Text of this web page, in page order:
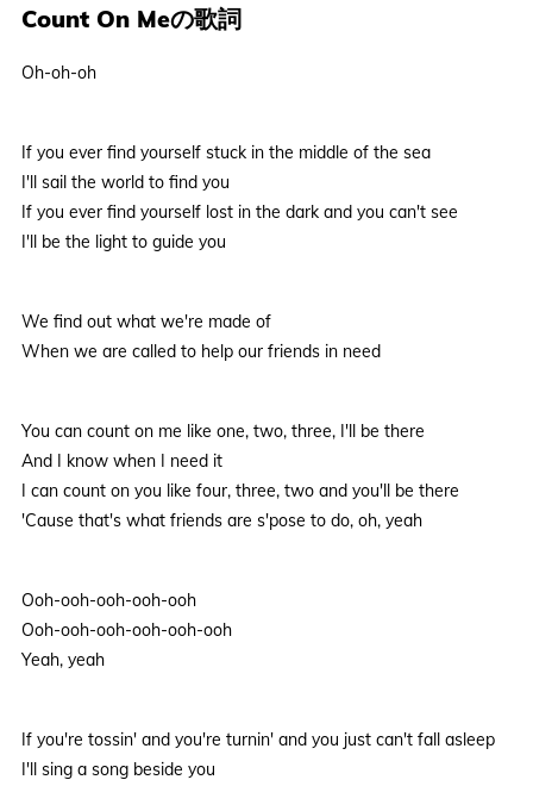
Count On Meの歌詞
Oh-oh-oh
If you ever find yourself stuck in the middle of the sea
I'll sail the world to find you
If you ever find yourself lost in the dark and you can't see
I'll be the light to guide you
We find out what we're made of
When we are called to help our friends in need
You can count on me like one, two, three, I'll be there
And I know when I need it
I can count on you like four, three, two and you'll be there
'Cause that's what friends are s'pose to do, oh, yeah
Ooh-ooh-ooh-ooh-ooh
Ooh-ooh-ooh-ooh-ooh-ooh
Yeah, yeah
If you're tossin' and you're turnin' and you just can't fall asleep
I'll sing a song beside you